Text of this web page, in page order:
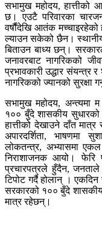
सभामुख महोदय,
छ। एउटै परिवारका
वर्षौंदेखि आतंक मच्चाइरहेको
ल्याउन सकेको छैन। स्थानीय
बिताउन बाध्य छन्।
जनावरबाट नागरिकको
प्रभावकारी उद्धार संयन्त्र
नागरिकको ज्यानको सुरक्षा
सभामुख महोदय, अन्त्यमा
१०० बुँदे शासकीय सुधारको
हात्तीको देखाउने दाँत
अपारदर्शिता, भाषणमा
लोकतन्त्र, अभ्यासमा
निराशाजनक आयो। फेरि
प्रचारपत्रले हुँदैन,
टिपोट गर्दै होलान् ।
सरकारको १०० बुँदे शासकीय
मात्र रहेछन्।